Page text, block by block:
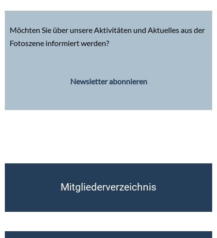
Möchten Sie über unsere Aktivitäten und Aktuelles aus der
Fotoszene informiert werden?
Newsletter abonnieren
Mitgliederverzeichnis